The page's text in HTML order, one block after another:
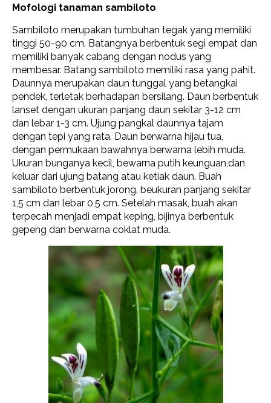
Mofologi tanaman sambiloto
Sambiloto merupakan tumbuhan tegak yang memiliki
tinggi 50-90 cm. Batangnya berbentuk segi empat dan
memiliki banyak cabang dengan nodus yang
membesar. Batang sambiloto memiliki rasa yang pahit.
Daunnya merupakan daun tunggal yang betangkai
pendek, terletak berhadapan bersilang. Daun berbentuk
lanset dengan ukuran panjang daun sekitar 3-12 cm
dan lebar 1-3 cm. Ujung pangkal daunnya tajam
dengan tepi yang rata. Daun berwarna hijau tua,
dengan permukaan bawahnya berwarna lebih muda.
Ukuran bunganya kecil, bewarna putih keunguan,dan
keluar dari ujung batang atau ketiak daun. Buah
sambiloto berbentuk jorong, beukuran panjang sekitar
1,5 cm dan lebar 0,5 cm. Setelah masak, buah akan
terpecah menjadi empat keping, bijinya berbentuk
gepeng dan berwarna coklat muda.